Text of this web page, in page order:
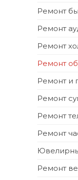
Ремонт
Ремонт
Ремонт
Ремонт
Ремонт и
Ремонт
Ремонт
Ремонт
Ремонт